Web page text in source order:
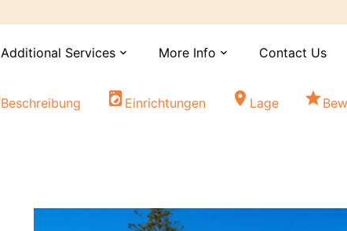
Additional Services expand_more More Info expand_more Contact Us
Beschreibung local_laundry_service Einrichtungen location_on Lage star